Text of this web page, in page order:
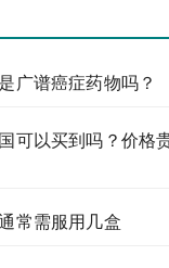
广谱癌症药物吗？
可以买到吗？价格
常需服用几盒